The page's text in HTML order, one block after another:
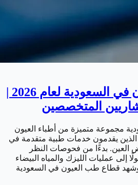
المتخصصين
مجموعة متميزة من أطباء العيون
يقدمون خدمات طبية متقدمة في
بدءًا من فحوصات النظر
إلى عمليات الليزك والمياه البيضاء
وشهد قطاع طب العيون في السعودية